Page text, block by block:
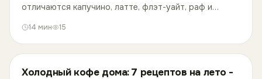
отличаются капучино, латте, флэт-уайт, раф и
заказать под свой вкус.
14 мин 15
Холодный кофе дома: 7 рецептов на лето -